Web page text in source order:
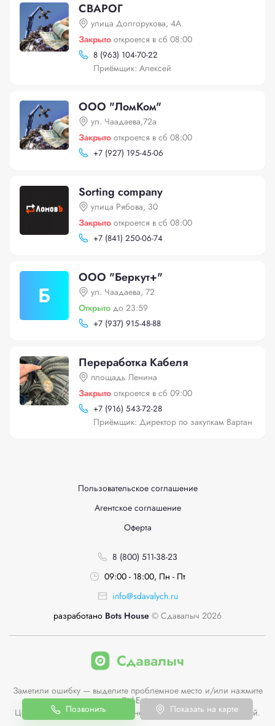
Позвонить Показать на карте
СВАРОГ
улица Долгорукова, 4А
Закрыто откроется в сб 08:00
8 (963) 104-70-22
Приёмщик: Алексей
ООО "ЛомКом"
ул. Чаадаева,72а
Закрыто откроется в сб 08:00
+7 (927) 195-45-06
Sorting company
улица Рябова, 30
Закрыто откроется в сб 08:00
+7 (841) 250-06-74
Б
ООО "Беркут+"
ул. Чаадаева, 72
Открыто до 23:59
+7 (937) 915-48-88
Переработка Кабеля
площадь Ленина
Закрыто откроется в сб 09:00
+7 (916) 543-72-28
Приёмщик: Директор по закупкам Вартан
Пользовательское соглашение
Агентское соглашение
Оферта
8 (800) 511-38-23
09:00 - 18:00, Пн - Пт
info@sdavalych.ru
разработано Bots House © Сдавалыч 2026
Заметили ошибку — выделите проблемное место и/или нажмите
Ctrl-Enter
Цены пунктов приема на сайте не являются публичной офертой.